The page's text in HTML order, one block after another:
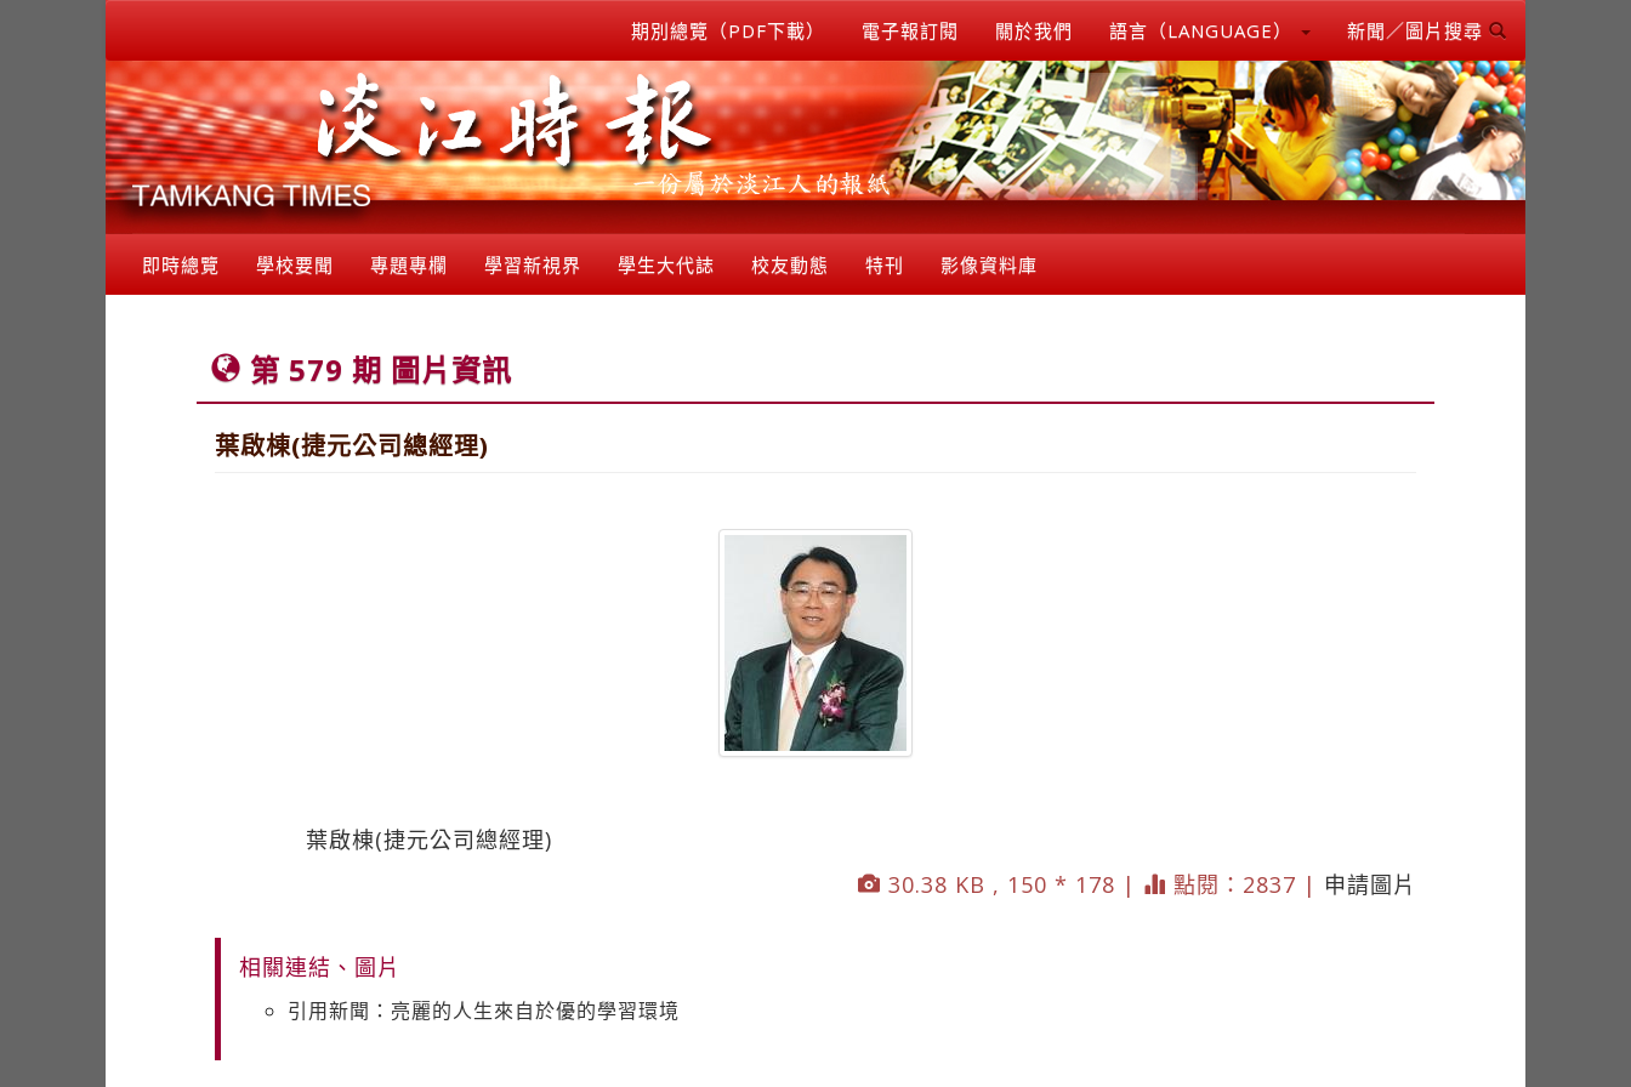
期別總覽（PDF下載） 電子報訂閱 關於我們 語言（LANGUAGE） 新聞／圖片搜尋
即時總覽 學校要聞 專題專欄 學習新視界 學生大代誌 校友動態 特刊 影像資料庫
第 579 期 圖片資訊
葉啟棟(捷元公司總經理)
葉啟棟(捷元公司總經理)
30.38 KB , 150 * 178 |
點閱：2837 | 申請圖片
相關連結、圖片
引用新聞：亮麗的人生來自於優的學習環境